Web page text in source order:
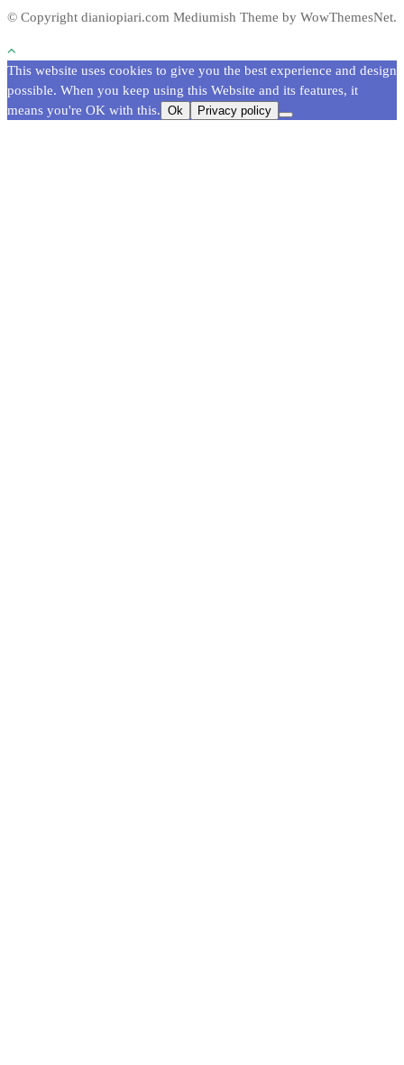
© Copyright dianiopiari.com Mediumish Theme by WowThemesNet.
This website uses cookies to give you the best experience and design
possible. When you keep using this Website and its features, it
means you're OK with this. Ok Privacy policy